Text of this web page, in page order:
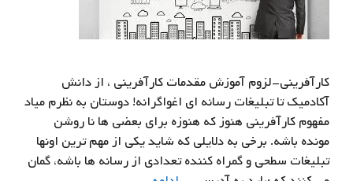
کارآفرینی-لزوم آموزش مقدمات کارآفرینی ، از دانش
آکادمیک تا تبلیغات رسانه ای اغواگرانه! دوستان به نظرم میاد
مفهوم کارآفرینی هنوز که هنوزه برای بعضی ها نا روشن
مونده باشه. برخی به دلایلی که شاید یکی از مهم ترین اونها
تبلیغات سطحی و گمراه کننده تعدادی از رسانه ها باشه، گمان